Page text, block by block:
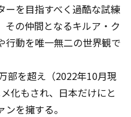
ーを目指すべく過酷な試練
その仲間となるキルア・ク
行動を唯一無二の世界観で
部を超え（2022年10月現
化もされ、日本だけにと
を擁する。